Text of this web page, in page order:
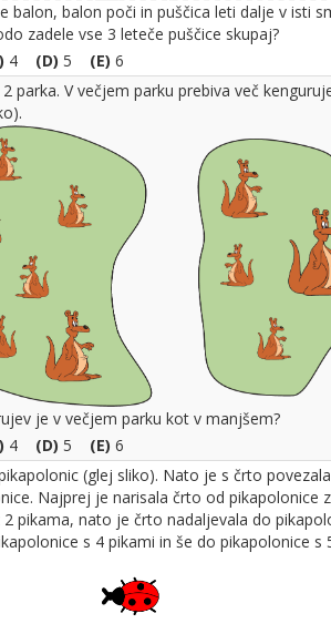
balon, balon poči in puščica leti dalje v isti
zadele vse 3 leteče puščice skupaj?
4 (D) 5 (E) 6
parka. V večjem parku prebiva več
je v večjem parku kot v manjšem?
4 (D) 5 (E) 6
(glej sliko). Nato je s črto
Najprej je narisala črto od pikapolonice
pikama, nato je črto nadaljevala do
s 4 pikami in še do pikapolonice s